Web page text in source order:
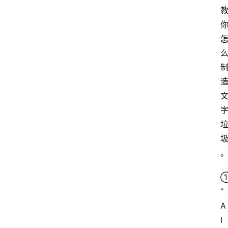
教
你
怎
么
制
造
文
字
垃
圾
。
“
A
I